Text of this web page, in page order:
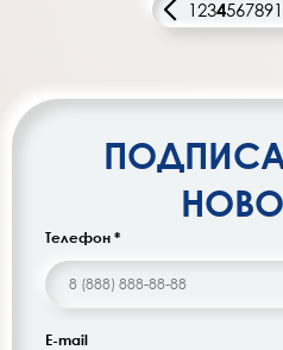
123456789
Телефон *
E-mail